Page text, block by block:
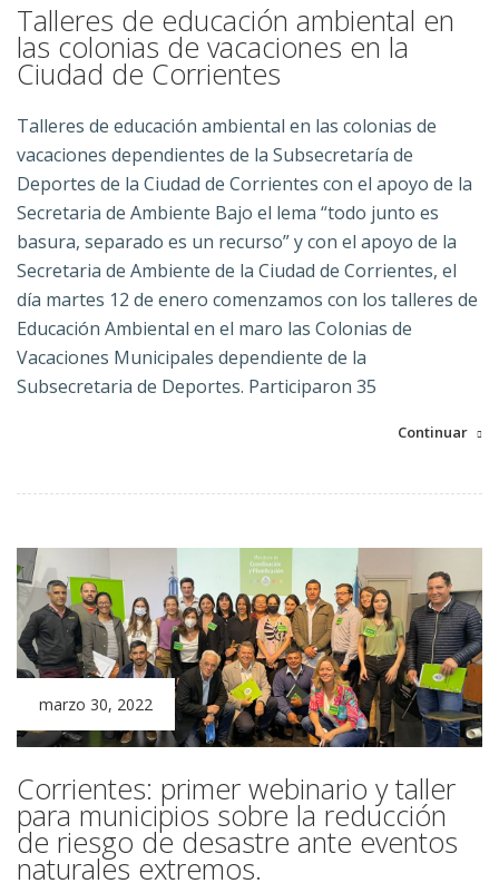
Talleres de educación ambiental en
las colonias de vacaciones en la
Ciudad de Corrientes
Talleres de educación ambiental en las colonias de
vacaciones dependientes de la Subsecretaría de
Deportes de la Ciudad de Corrientes con el apoyo de la
Secretaria de Ambiente Bajo el lema “todo junto es
basura, separado es un recurso” y con el apoyo de la
Secretaria de Ambiente de la Ciudad de Corrientes, el
día martes 12 de enero comenzamos con los talleres de
Educación Ambiental en el maro las Colonias de
Vacaciones Municipales dependiente de la
Subsecretaria de Deportes. Participaron 35
Continuar
marzo 30, 2022
Corrientes: primer webinario y taller
para municipios sobre la reducción
de riesgo de desastre ante eventos
naturales extremos.